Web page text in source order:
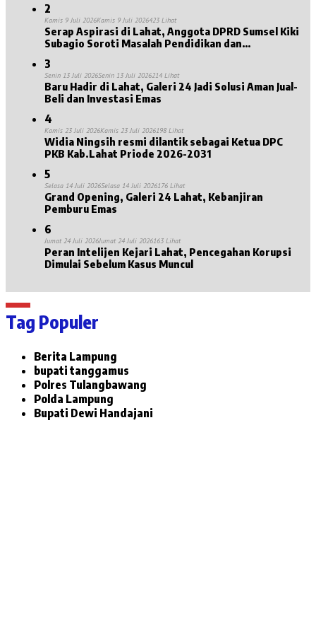
2
Kamis 9 Juli 2026Kamis 9 Juli 2026423 Lihat
Serap Aspirasi di Lahat, Anggota DPRD Sumsel Kiki
Subagio Soroti Masalah Pendidikan dan
3
Senin 13 Juli 2026Senin 13 Juli 2026214 Lihat
Baru Hadir di Lahat, Galeri 24 Jadi Solusi Aman Jual-
Beli dan Investasi Emas
4
Kamis 23 Juli 2026Kamis 23 Juli 2026198 Lihat
Widia Ningsih resmi dilantik sebagai Ketua DPC
PKB Kab.Lahat Priode 2026-2031
5
Selasa 14 Juli 2026Selasa 14 Juli 2026176 Lihat
Grand Opening, Galeri 24 Lahat, Kebanjiran
Pemburu Emas
6
Jumat 24 Juli 2026Jumat 24 Juli 2026163 Lihat
Peran Intelijen Kejari Lahat, Pencegahan Korupsi
Dimulai Sebelum Kasus Muncul
Tag Populer
Berita Lampung
bupati tanggamus
Polres Tulangbawang
Polda Lampung
Bupati Dewi Handajani